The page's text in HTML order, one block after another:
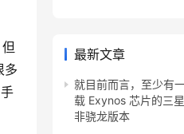
多
最新文章
就目前而言，至少有
载 Exynos 芯片的三
非骁龙版本